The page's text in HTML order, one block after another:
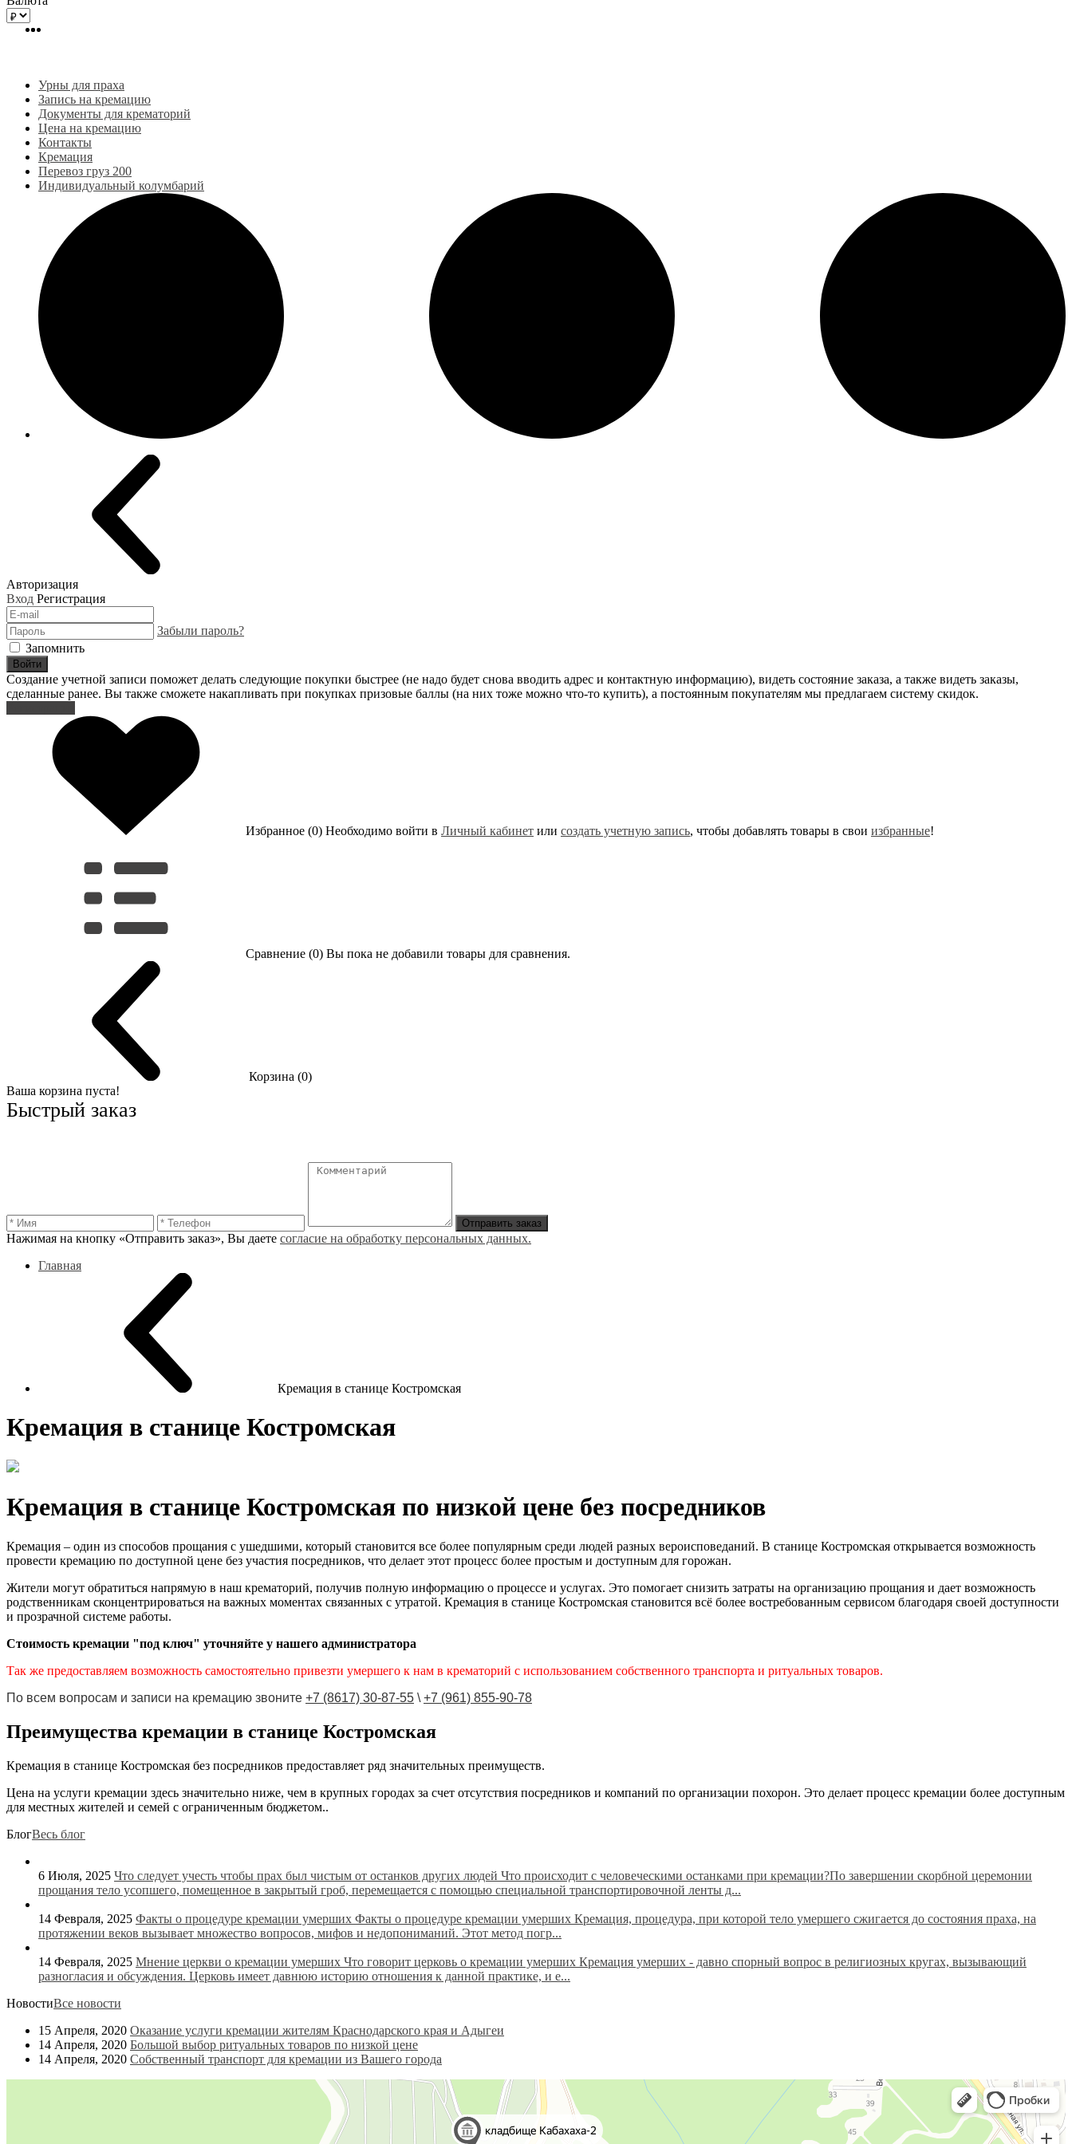
Урны для праха
Запись на кремацию
Документы для крематорий
Цена на кремацию
Контакты
Кремация
Перевоз груз 200
Индивидуальный колумбарий
Авторизация
Вход Регистрация
Забыли пароль?
Запомнить
Войти
Создание учетной записи поможет делать следующие покупки быстрее (не надо будет снова вводить адрес и контактную информацию), видеть состояние заказа, а также видеть заказы,
сделанные ранее. Вы также сможете накапливать при покупках призовые баллы (на них тоже можно что-то купить), а постоянным покупателям мы предлагаем систему скидок.
Избранное (0) Необходимо войти в Личный кабинет или создать учетную запись, чтобы добавлять товары в свои избранные!
Сравнение (0) Вы пока не добавили товары для сравнения.
Корзина (0)
Ваша корзина пуста!
Быстрый заказ
Отправить заказ
Нажимая на кнопку «Отправить заказ», Вы даете согласие на обработку персональных данных.
Главная
Кремация в станице Костромская
Кремация в станице Костромская
Кремация в станице Костромская по низкой цене без посредников
Кремация – один из способов прощания с ушедшими, который становится все более популярным среди людей разных вероисповеданий. В станице Костромская открывается возможность
провести кремацию по доступной цене без участия посредников, что делает этот процесс более простым и доступным для горожан.
Жители могут обратиться напрямую в наш крематорий, получив полную информацию о процессе и услугах. Это помогает снизить затраты на организацию прощания и дает возможность
родственникам сконцентрироваться на важных моментах связанных с утратой. Кремация в станице Костромская становится всё более востребованным сервисом благодаря своей доступности
и прозрачной системе работы.
Стоимость кремации "под ключ" уточняйте у нашего администратора
Так же предоставляем возможность самостоятельно привезти умершего к нам в крематорий с использованием собственного транспорта и ритуальных товаров.
По всем вопросам и записи на кремацию звоните +7 (8617) 30-87-55 \ +7 (961) 855-90-78
Преимущества кремации в станице Костромская
Кремация в станице Костромская без посредников предоставляет ряд значительных преимуществ.
Цена на услуги кремации здесь значительно ниже, чем в крупных городах за счет отсутствия посредников и компаний по организации похорон. Это делает процесс кремации более доступным
для местных жителей и семей с ограниченным бюджетом..
БлогВесь блог
6 Июля, 2025 Что следует учесть чтобы прах был чистым от останков других людей Что происходит с человеческими останками при кремации?По завершении скорбной церемонии
прощания тело усопшего, помещенное в закрытый гроб, перемещается с помощью специальной транспортировочной ленты д...
14 Февраля, 2025 Факты о процедуре кремации умерших Факты о процедуре кремации умерших Кремация, процедура, при которой тело умершего сжигается до состояния праха, на
протяжении веков вызывает множество вопросов, мифов и недопониманий. Этот метод погр...
14 Февраля, 2025 Мнение церкви о кремации умерших Что говорит церковь о кремации умерших Кремация умерших - давно спорный вопрос в религиозных кругах, вызывающий
разногласия и обсуждения. Церковь имеет давнюю историю отношения к данной практике, и е...
НовостиВсе новости
15 Апреля, 2020 Оказание услуги кремации жителям Краснодарского края и Адыгеи
14 Апреля, 2020 Большой выбор ритуальных товаров по низкой цене
14 Апреля, 2020 Собственный транспорт для кремации из Вашего города